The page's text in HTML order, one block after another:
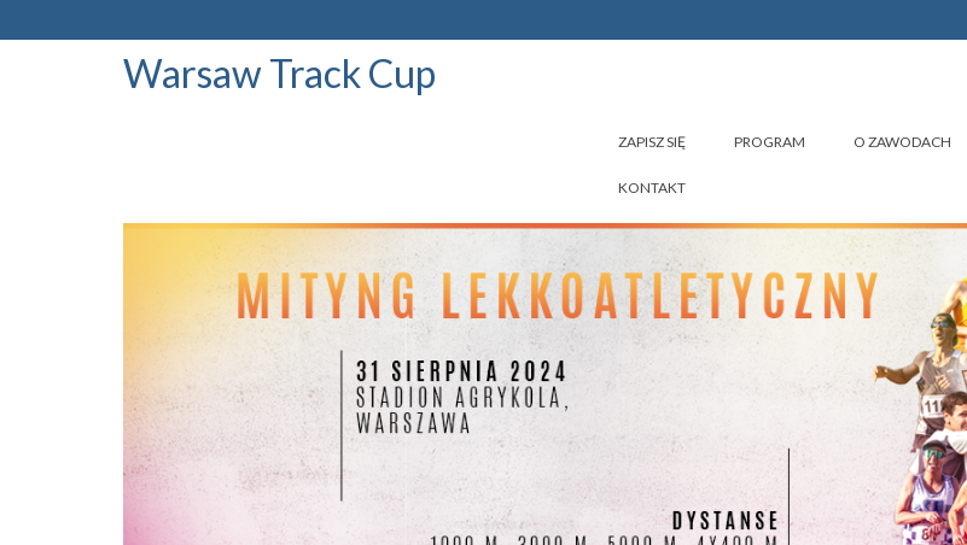
Warsaw Track Cup
ZAPISZ SIĘ PROGRAM O ZAWODACH
KONTAKT